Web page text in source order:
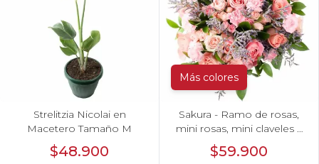
Strelitzia Nicolai en
Macetero Tamaño M
$48.900
Más colores
Sakura - Ramo de rosas,
mini rosas, mini claveles y
limonium en tonos
rosados
$59.900